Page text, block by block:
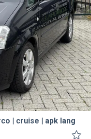
| cruise | apk lang